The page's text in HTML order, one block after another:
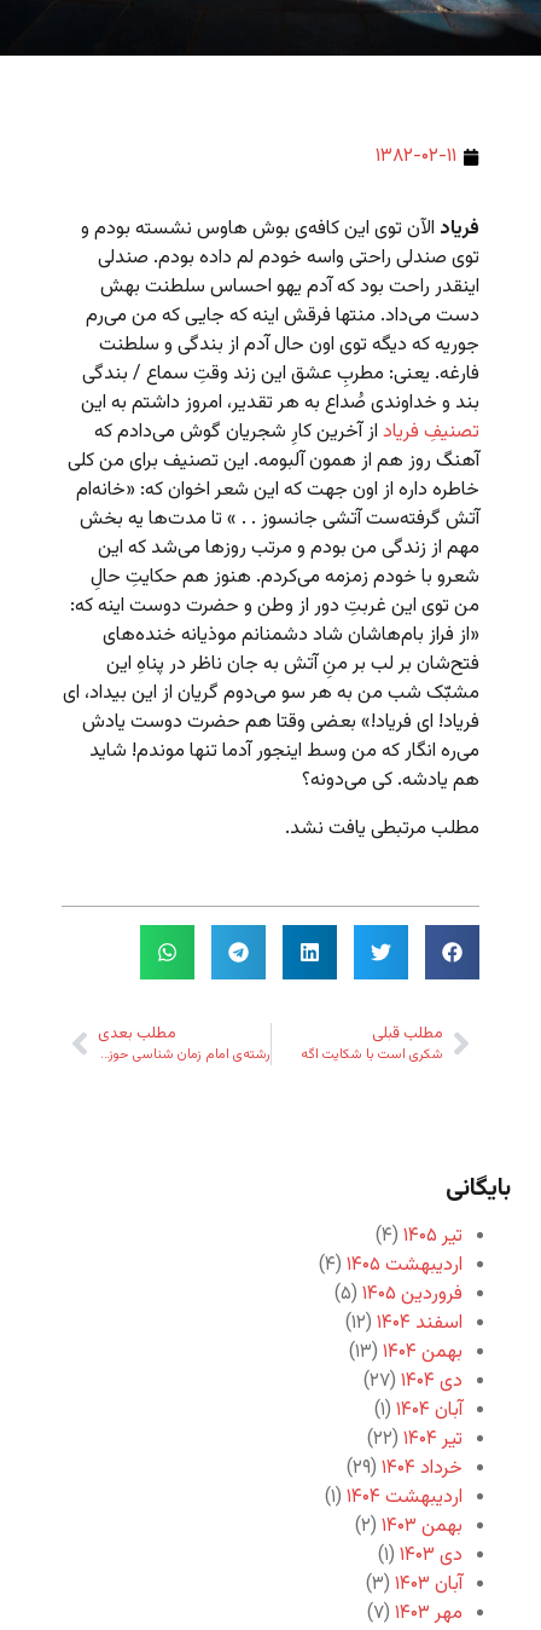
۱۳۸۲-۰۲-۱۱
فریاد الآن توی این کافه‌ی بوش هاوس نشسته بودم و
توی صندلی راحتی واسه خودم لم داده بودم. صندلی
اینقدر راحت بود که آدم یهو احساس سلطنت بهش
دست می‌داد. منتها فرقش اینه که جایی که من می‌رم
جوریه که دیگه توی اون حال آدم از بندگی و سلطنت
فارغه. یعنی: مطربِ عشق این زند وقتِ سماع / بندگی
بند و خداوندی صُداع به هر تقدیر، امروز داشتم به این
تصنیفِ فریاد از آخرین کارِ شجریان گوش می‌دادم که
آهنگ روز هم از همون آلبومه. این تصنیف برای من کلی
خاطره داره از اون جهت که این شعر اخوان که: «خانه‌ام
آتش گرفته‌ست آتشی جانسوز . . » تا مدت‌ها یه بخش
مهم از زندگی من بودم و مرتب روزها می‌شد که این
شعرو با خودم زمزمه می‌کردم. هنوز هم حکایتِ حالِ
من توی این غربتِ دور از وطن و حضرت دوست اینه که:
«از فراز بام‌هاشان شاد دشمنانم موذیانه خنده‌های
فتح‌شان بر لب بر منِ آتش به جان ناظر در پناهِ این
مشبّک شب من به هر سو می‌دوم گریان از این بیداد، ای
فریاد! ای فریاد!» بعضی وقتا هم حضرت دوست یادش
می‌ره انگار که من وسط اینجور آدما تنها موندم! شاید
هم یادشه. کی می‌دونه؟
مطلب مرتبطی یافت نشد.
مطلب قبلی
شکری است با شکایت اگه
مطلب بعدی
رشته‌ی امام زمان شناسی حوزه‌ی
بایگانی
تیر ۱۴۰۵
(۴)
اردیبهشت ۱۴۰۵
(۴)
فروردین ۱۴۰۵
(۵)
اسفند ۱۴۰۴
(۱۲)
بهمن ۱۴۰۴
(۱۳)
دی ۱۴۰۴
(۲۷)
آبان ۱۴۰۴
(۱)
تیر ۱۴۰۴
(۲۲)
خرداد ۱۴۰۴
(۲۹)
اردیبهشت ۱۴۰۴
(۱)
بهمن ۱۴۰۳
(۲)
دی ۱۴۰۳
(۱)
آبان ۱۴۰۳
(۳)
مهر ۱۴۰۳
(۷)